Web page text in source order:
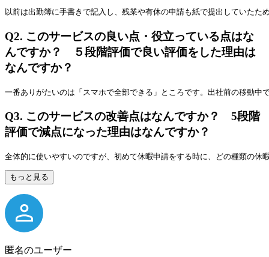
以前は出勤簿に手書きで記入し、残業や有休の申請も紙で提出していた
Q2. このサービスの良い点・役立っている点はな
んですか？ ５段階評価で良い評価をした理由は
なんですか？
一番ありがたいのは「スマホで全部できる」ところです。出社前の移動
Q3. このサービスの改善点はなんですか？ 5段階
評価で減点になった理由はなんですか？
全体的に使いやすいのですが、初めて休暇申請をする時に、どの種類の
もっと見る
匿名のユーザー